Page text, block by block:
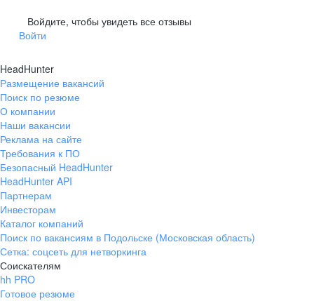
Войдите, чтобы увидеть все отзывы
Войти
HeadHunter
Размещение вакансий
Поиск по резюме
О компании
Наши вакансии
Реклама на сайте
Требования к ПО
Безопасный HeadHunter
HeadHunter API
Партнерам
Инвесторам
Каталог компаний
Поиск по вакансиям в Подольске (Московская область)
Сетка: соцсеть для нетворкинга
Соискателям
hh PRO
Готовое резюме